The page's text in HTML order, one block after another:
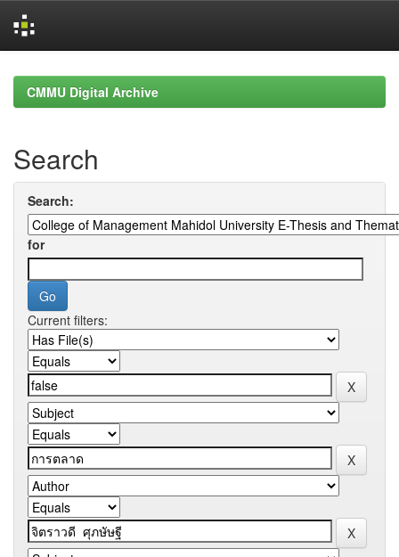
navigationCMMU Digital Archive
Search
Search:
for
Current filters: